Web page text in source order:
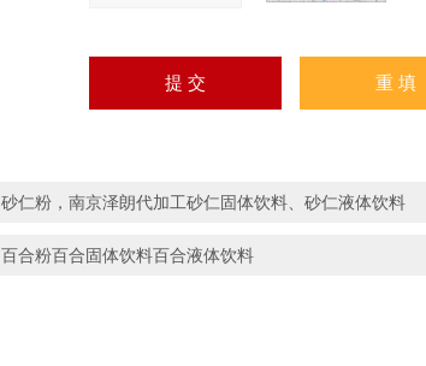
砂仁粉，南京泽朗代加工砂仁固体饮料、砂仁液体饮料
百合粉百合固体饮料百合液体饮料